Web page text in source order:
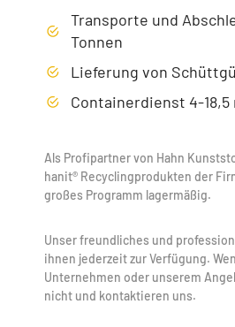
Transporte und
Tonnen
Lieferung von
Containerdienst 4-
Als Profipartner von Hahn
hanit® Recyclingprodukten der
großes Programm lagermäßig.
Unser freundliches und
ihnen jederzeit zur Verfügung.
Unternehmen oder unserem
nicht und kontaktieren uns.